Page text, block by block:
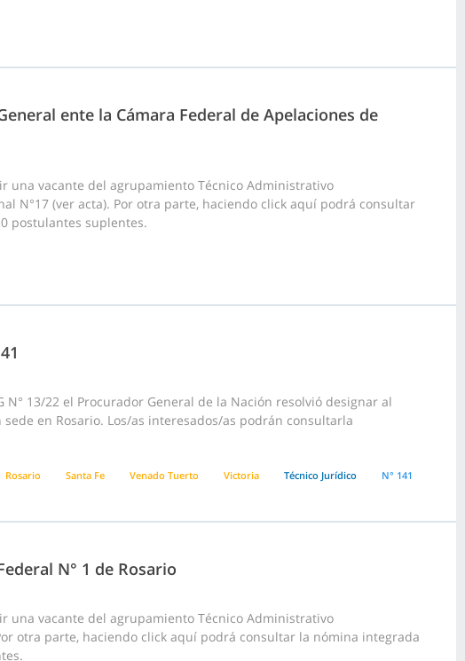
ente la Cámara Federal de Apelaciones de
una vacante del agrupamiento Técnico Administrativo
N°17 (ver acta). Por otra parte, haciendo click aquí podrá consultar
postulantes suplentes.
13/22 el Procurador General de la Nación resolvió designar al
en Rosario. Los/as interesados/as podrán consultarla
Rosario Santa Fe Venado Tuerto Victoria Técnico Jurídico N° 141
N° 1 de Rosario
una vacante del agrupamiento Técnico Administrativo
otra parte, haciendo click aquí podrá consultar la nómina integrada